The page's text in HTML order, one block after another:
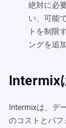
絶対に必
い、可能
トを制限
ングを追
Intermix
Intermixは、デ
のコストとパ